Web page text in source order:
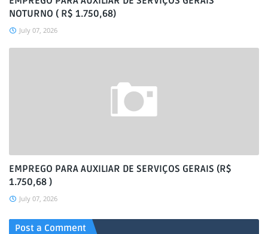
NOTURNO ( R$ 1.750,68)
July 07, 2026
EMPREGO PARA AUXILIAR DE SERVIÇOS GERAIS (R$
1.750,68 )
July 07, 2026
Post a Comment